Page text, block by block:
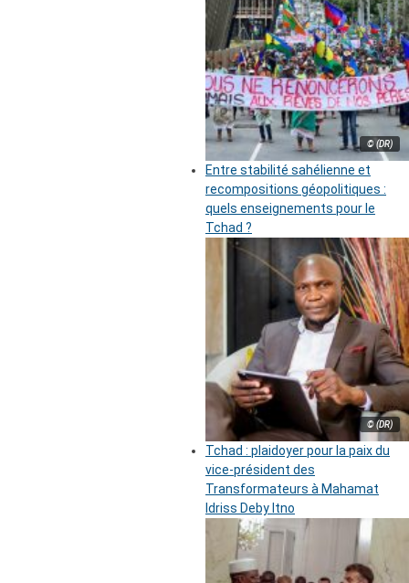
© (DR)
Entre stabilité sahélienne et
recompositions géopolitiques :
quels enseignements pour le
Tchad ?
© (DR)
Tchad : plaidoyer pour la paix du
vice-président des
Transformateurs à Mahamat
Idriss Deby Itno